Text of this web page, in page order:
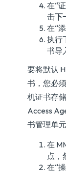
在“
击下
在“
执行
书导
要将默认
书，您必
机证书存
Access
书管理单
在
点，
在“